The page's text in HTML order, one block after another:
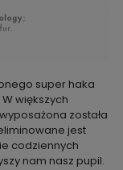
super haka
większych
została
jest
codziennych
nam nasz pupil.